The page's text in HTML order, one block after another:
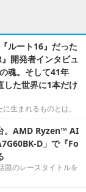
ルート16』だった
開発者インタビュ
魂。そして41年
した世界に1本だけ
生まれるものとは。
。AMD Ryzen™ AI
D」で『Fo
題のレースタイトルを